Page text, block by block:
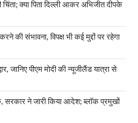
क्या पिता दिल्ली आकर अभिजीत दीपके
की संभावना, विपक्ष भी कई मुद्दों पर रहेगा
जानिए पीएम मोदी की न्यूजीलैंड यात्रा से
सरकार ने जारी किया आदेश; ब्लॉक प्रमुखों